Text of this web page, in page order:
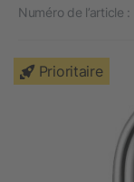
Numéro de l’article :
Prioritaire